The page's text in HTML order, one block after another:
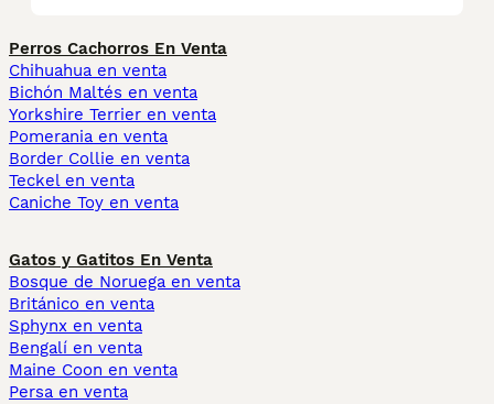
Perros Cachorros En Venta
Chihuahua en venta
Bichón Maltés en venta
Yorkshire Terrier en venta
Pomerania en venta
Border Collie en venta
Teckel en venta
Caniche Toy en venta
Gatos y Gatitos En Venta
Bosque de Noruega en venta
Británico en venta
Sphynx en venta
Bengalí en venta
Maine Coon en venta
Persa en venta